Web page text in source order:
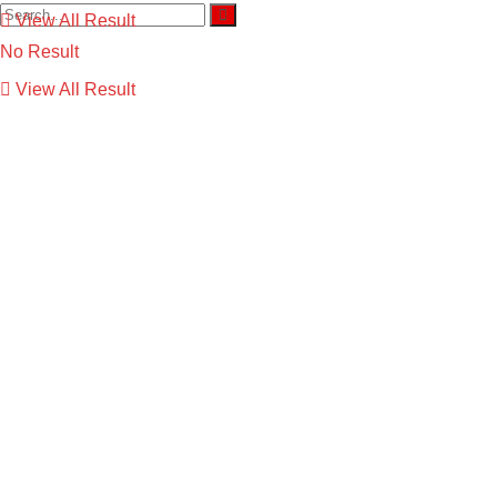
No Result
View All Result
View All Result